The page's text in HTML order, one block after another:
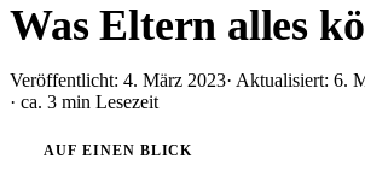
Was Eltern alles
Veröffentlicht: 4. März 2023· Aktualisiert: 6.
· ca. 3 min Lesezeit
AUF EINEN BLICK